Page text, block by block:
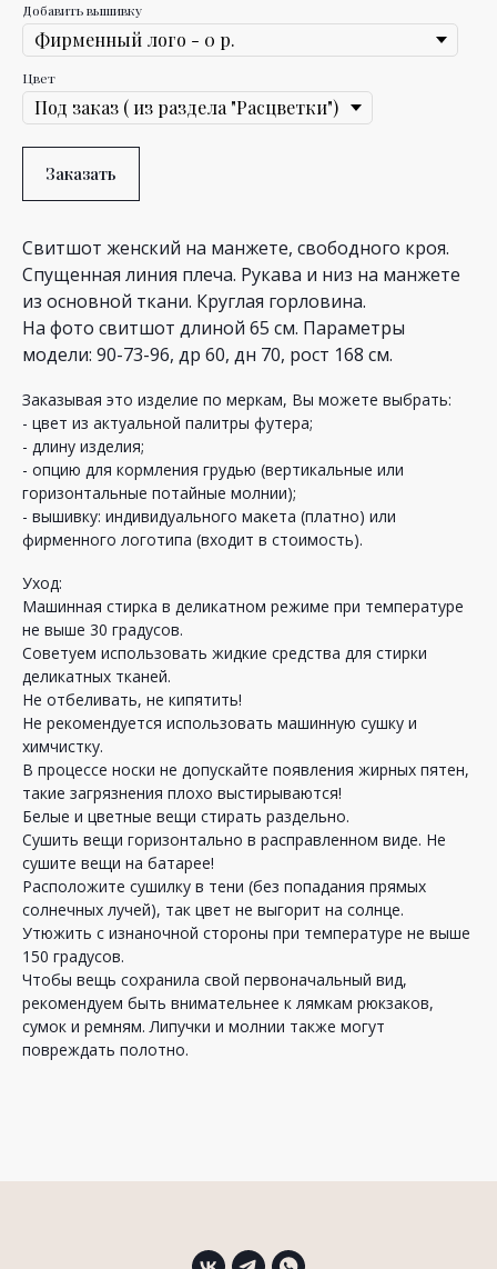
Добавить вышивку
Цвет
Заказать
Свитшот женский на манжете, свободного кроя.
Спущенная линия плеча. Рукава и низ на манжете
из основной ткани. Круглая горловина.
На фото свитшот длиной 65 см. Параметры
модели: 90-73-96, др 60, дн 70, рост 168 см.
Заказывая это изделие по меркам, Вы можете выбрать:
- цвет из актуальной палитры футера;
- длину изделия;
- опцию для кормления грудью (вертикальные или
горизонтальные потайные молнии);
- вышивку: индивидуального макета (платно) или
фирменного логотипа (входит в стоимость).
Уход:
Машинная стирка в деликатном режиме при температуре
не выше 30 градусов.
Советуем использовать жидкие средства для стирки
деликатных тканей.
Не отбеливать, не кипятить!
Не рекомендуется использовать машинную сушку и
химчистку.
В процессе носки не допускайте появления жирных пятен,
такие загрязнения плохо выстирываются!
Белые и цветные вещи стирать раздельно.
Сушить вещи горизонтально в расправленном виде. Не
сушите вещи на батарее!
Расположите сушилку в тени (без попадания прямых
солнечных лучей), так цвет не выгорит на солнце.
Утюжить с изнаночной стороны при температуре не выше
150 градусов.
Чтобы вещь сохранила свой первоначальный вид,
рекомендуем быть внимательнее к лямкам рюкзаков,
сумок и ремням. Липучки и молнии также могут
повреждать полотно.